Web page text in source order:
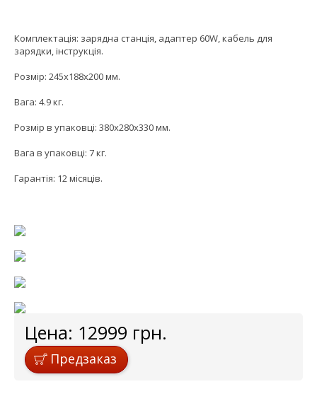
Комплектація: зарядна станція, адаптер 60W, кабель для
зарядки, інструкція.
Розмір: 245х188х200 мм.
Вага: 4.9 кг.
Розмір в упаковці: 380x280x330 мм.
Вага в упаковці: 7 кг.
Гарантія: 12 місяців.
Цена: 12999 грн.
Предзаказ